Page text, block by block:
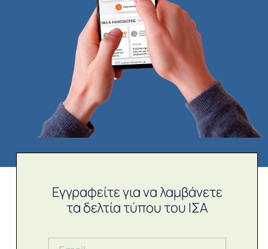
Εγγραφείτε για να λαμβάνετε
τα δελτία τύπου του ΙΣΑ